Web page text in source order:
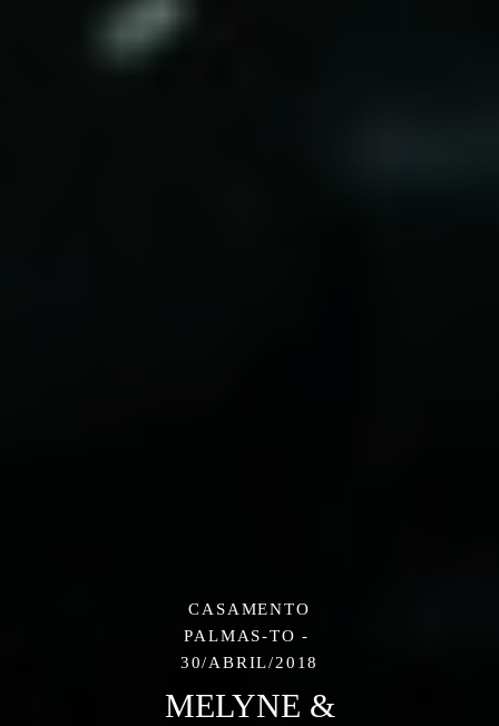
CASAMENTO
PALMAS-TO
30/ABRIL/2018
MELYNE &